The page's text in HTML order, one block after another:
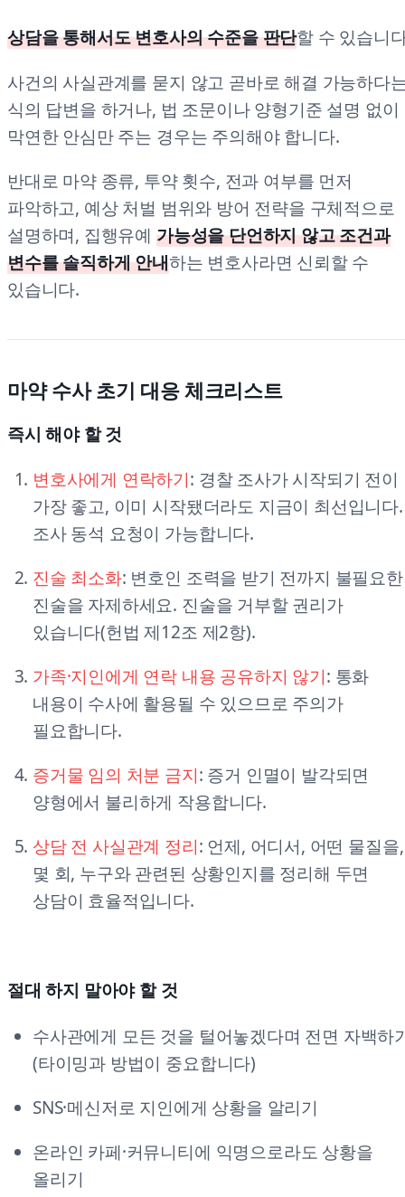
상담을 통해서도 변호사의 수준을 판단할 수 있습니
사건의 사실관계를 묻지 않고 곧바로 해결 가능하다
식의 답변을 하거나, 법 조문이나 양형기준 설명 없이
막연한 안심만 주는 경우는 주의해야 합니다.
반대로 마약 종류, 투약 횟수, 전과 여부를 먼저
파악하고, 예상 처벌 범위와 방어 전략을 구체적으로
설명하며, 집행유예 가능성을 단언하지 않고 조건과
변수를 솔직하게 안내하는 변호사라면 신뢰할 수
있습니다.
마약 수사 초기 대응 체크리스트
즉시 해야 할 것
변호사에게 연락하기: 경찰 조사가 시작되기 전이
가장 좋고, 이미 시작됐더라도 지금이 최선입니다.
조사 동석 요청이 가능합니다.
진술 최소화: 변호인 조력을 받기 전까지 불필요한
진술을 자제하세요. 진술을 거부할 권리가
있습니다(헌법 제12조 제2항).
가족·지인에게 연락 내용 공유하지 않기: 통화
내용이 수사에 활용될 수 있으므로 주의가
필요합니다.
증거물 임의 처분 금지: 증거 인멸이 발각되면
양형에서 불리하게 작용합니다.
상담 전 사실관계 정리: 언제, 어디서, 어떤 물질을,
몇 회, 누구와 관련된 상황인지를 정리해 두면
상담이 효율적입니다.
절대 하지 말아야 할 것
수사관에게 모든 것을 털어놓겠다며 전면 자백하
(타이밍과 방법이 중요합니다)
SNS·메신저로 지인에게 상황을 알리기
온라인 카페·커뮤니티에 익명으로라도 상황을
올리기